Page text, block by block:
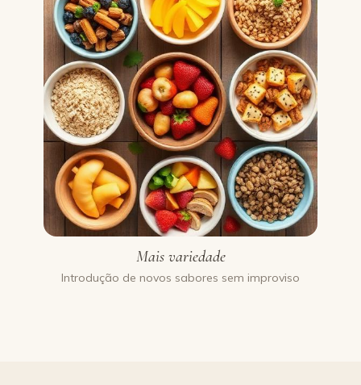
Mais variedade
Introdução de novos sabores sem improviso